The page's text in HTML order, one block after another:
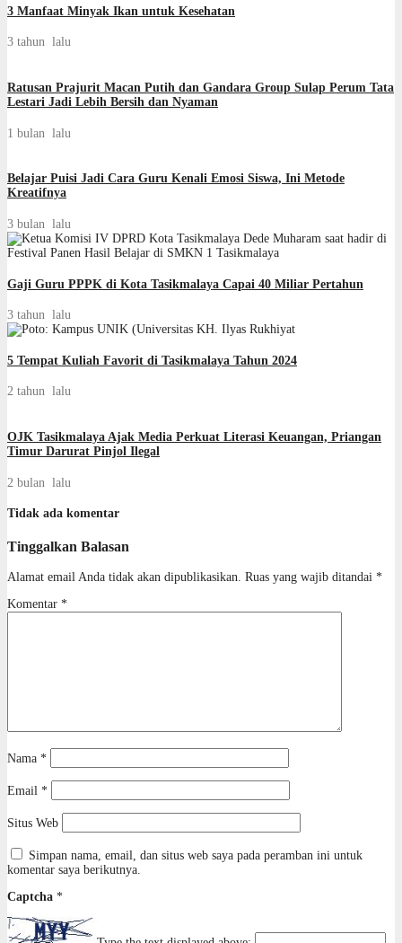
3 Manfaat Minyak Ikan untuk Kesehatan
3 tahun lalu
Ratusan Prajurit Macan Putih dan Gandara Group Sulap Perum Tata
Lestari Jadi Lebih Bersih dan Nyaman
1 bulan lalu
Belajar Puisi Jadi Cara Guru Kenali Emosi Siswa, Ini Metode
Kreatifnya
3 bulan lalu
Gaji Guru PPPK di Kota Tasikmalaya Capai 40 Miliar Pertahun
3 tahun lalu
5 Tempat Kuliah Favorit di Tasikmalaya Tahun 2024
2 tahun lalu
OJK Tasikmalaya Ajak Media Perkuat Literasi Keuangan, Priangan
Timur Darurat Pinjol Ilegal
2 bulan lalu
Tidak ada komentar
Tinggalkan Balasan
Alamat email Anda tidak akan dipublikasikan. Ruas yang wajib ditandai *
Komentar *
Nama *
Email *
Situs Web
Simpan nama, email, dan situs web saya pada peramban ini untuk
komentar saya berikutnya.
Captcha *